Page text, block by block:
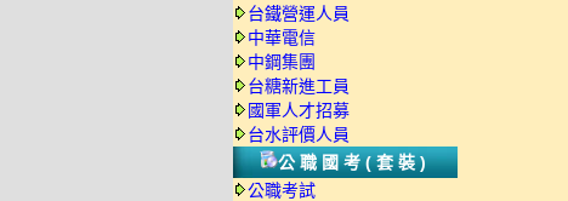
台鐵營運人員
中華電信
中鋼集團
台糖新進工員
國軍人才招募
台水評價人員
公職國考(套裝)
公職考試